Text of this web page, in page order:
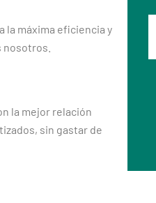
la máxima eficiencia y
la mejor relación
sin gastar de